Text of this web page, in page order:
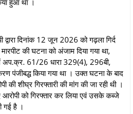
दिनांक 12 जून 2026 को गढ़ला गिर्द
की घटना को अंजाम दिया गया था,
61/26 धारा 329(4), 296बी,
पंजीबद्ध किया गया था । उक्त घटना के बाद
की शीघ्र गिरफ्तारी की मांग की जा रही थी ।
आरोपी को गिरफ्तार कर लिया एवं उसके कब्जे
गई है ।